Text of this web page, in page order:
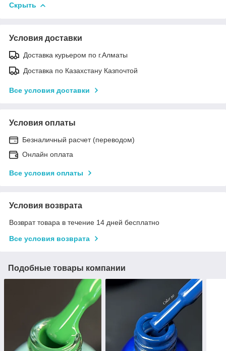
Скрыть
Условия доставки
Доставка курьером по г.Алматы
Доставка по Казахстану Казпочтой
Все условия доставки
Условия оплаты
Безналичный расчет (переводом)
Онлайн оплата
Все условия оплаты
Условия возврата
Возврат товара в течение 14 дней бесплатно
Все условия возврата
Подобные товары компании